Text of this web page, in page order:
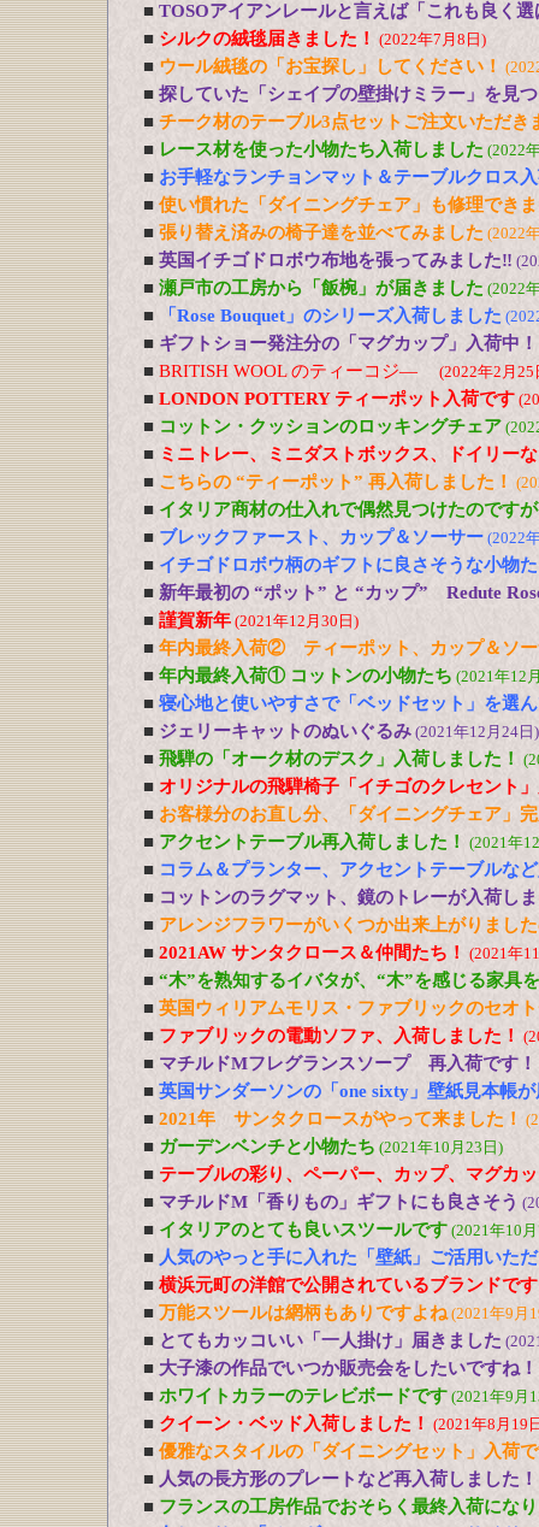
■ TOSOアイアンレールと言えば「これも良く
■ シルクの絨毯届きました！ (2022年7月8日)
■ ウール絨毯の「お宝探し」してください！
■ 探していた「シェイプの壁掛けミラー」を見
■ チーク材のテーブル3点セットご注文いただき
■ レース材を使った小物たち入荷しました (2022
■ お手軽なランチョンマット＆テーブルクロス
■ 使い慣れた「ダイニングチェア」も修理でき
■ 張り替え済みの椅子達を並べてみました (2022
■ 英国イチゴドロボウ布地を張ってみました‼
■ 瀬戸市の工房から「飯椀」が届きました (2022
■ 「Rose Bouquet」のシリーズ入荷しました
■ ギフトショー発注分の「マグカップ」入荷中！
■ BRITISH WOOL のティーコジ― (2022年2月25
■ LONDON POTTERY ティーポット入荷です
■ コットン・クッションのロッキングチェア
■ ミニトレー、ミニダストボックス、ドイリー
■ こちらの “ティーポット” 再入荷しました！
■ イタリア商材の仕入れで偶然見つけたのです
■ ブレックファースト、カップ＆ソーサー (2022
■ イチゴドロボウ柄のギフトに良さそうな小物
■ 新年最初の “ポット” と “カップ” Redute
■ 謹賀新年 (2021年12月30日)
■ 年内最終入荷② ティーポット、カップ＆ソー
■ 年内最終入荷① コットンの小物たち (2021年12
■ 寝心地と使いやすさで「ベッドセット」を選
■ ジェリーキャットのぬいぐるみ (2021年12月24日)
■ 飛騨の「オーク材のデスク」入荷しました！
■ オリジナルの飛騨椅子「イチゴのクレセント
■ お客様分のお直し分、「ダイニングチェア」
■ アクセントテーブル再入荷しました！ (2021年
■ コラム＆プランター、アクセントテーブルな
■ コットンのラグマット、鏡のトレーが入荷し
■ アレンジフラワーがいくつか出来上がりまし
■ 2021AW サンタクロース＆仲間たち！ (2021年
■ “木”を熟知するイバタが、“木”を感じる家具
■ 英国ウィリアムモリス・ファブリックのセオ
■ ファブリックの電動ソファ、入荷しました！
■ マチルドMフレグランスソープ 再入荷です！
■ 英国サンダーソンの「one sixty」壁紙見本帳
■ 2021年 サンタクロースがやって来ました！
■ ガーデンベンチと小物たち (2021年10月23日)
■ テーブルの彩り、ペーパー、カップ、マグカ
■ マチルドM「香りもの」ギフトにも良さそう
■ イタリアのとても良いスツールです (2021年10
■ 人気のやっと手に入れた「壁紙」ご活用いた
■ 横浜元町の洋館で公開されているブランドで
■ 万能スツールは網柄もありですよね(2021年9月
■ とてもカッコいい「一人掛け」届きました
■ 大子漆の作品でいつか販売会をしたいですね！
■ ホワイトカラーのテレビボードです (2021年9月
■ クイーン・ベッド入荷しました！ (2021年8月19
■ 優雅なスタイルの「ダイニングセット」入荷
■ 人気の長方形のプレートなど再入荷しました！
■ フランスの工房作品でおそらく最終入荷にな